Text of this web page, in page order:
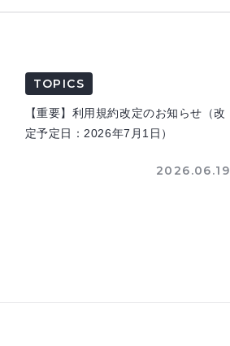
TOPICS
【重要】利用規約改定のお知らせ（改
定予定日：2026年7月1日）
2026.06.19